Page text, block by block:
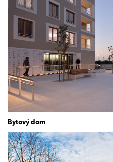
Bytový dom